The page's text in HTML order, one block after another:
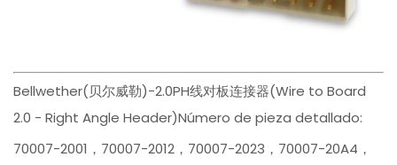
Bellwether(贝尔威勒)-2.0PH线对板连接器(Wire to Board
2.0 - Right Angle Header)Número de pieza detallado:
70007-2001，70007-2012，70007-2023，70007-20A4，